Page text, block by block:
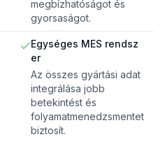
megbízhatóságot és
gyorsaságot.
Egységes MES rendsz
er
Az összes gyártási adat
integrálása jobb
betekintést és
folyamatmenedzsmentet
biztosít.